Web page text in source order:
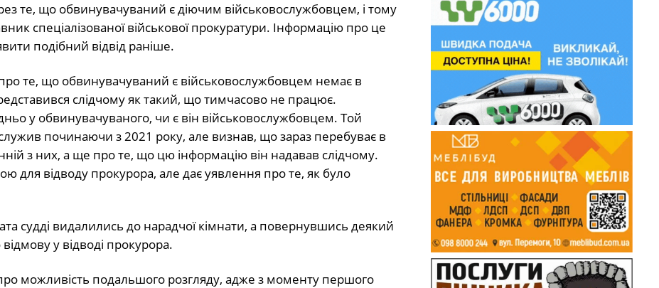
те, що обвинувачуваний є діючим військовослужбовцем, і тому
спеціалізованої військової прокуратури. Інформацію про це
подібний відвід раніше.
те, що обвинувачуваний є військовослужбовцем немає в
слідчому як такий, що тимчасово не працює.
у обвинувачуваного, чи є він військовослужбовцем. Той
починаючи з 2021 року, але визнав, що зараз перебуває в
з них, а ще про те, що цю інформацію він надавав слідчому.
для відводу прокурора, але дає уявлення про те, як було
судді видалились до нарадчої кімнати, а повернувшись деякий
у відводі прокурора.
можливість подальшого розгляду, адже з моменту першого